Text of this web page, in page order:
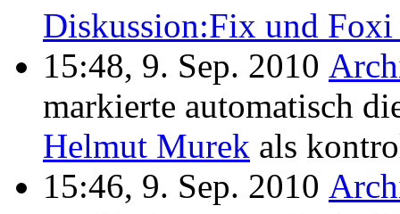
Diskussion:Fix und
15:48, 9. Sep. 2010
markierte automatisch
Helmut Murek als
15:46, 9. Sep. 2010